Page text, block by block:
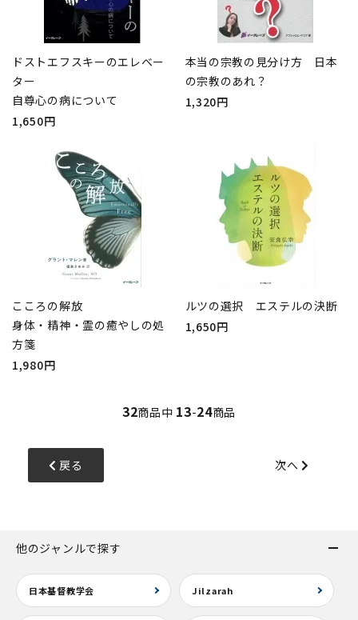
ドストエフスキーのエレベー
ター
自尊心の病について
1,650円
本当の宗教の見分け方 日本
の宗教のあれ？
1,320円
こころの解放
身体・精神・霊の癒やしの処
方箋
1,980円
ルツの選択 エステルの決断
1,650円
32商品中 13-24商品
戻る 次へ
他のジャンルで探す
日本基督教学会 Jilzarah